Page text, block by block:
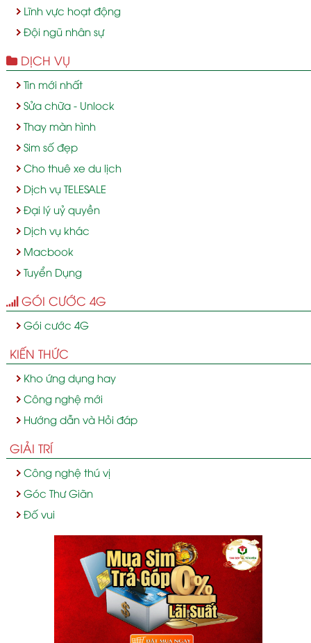
Lĩnh vực hoạt động
Đội ngũ nhân sự
DỊCH VỤ
Tin mới nhất
Sửa chữa - Unlock
Thay màn hình
Sim số đẹp
Cho thuê xe du lịch
Dịch vụ TELESALE
Đại lý uỷ quyền
Dịch vụ khác
Macbook
Tuyển Dụng
GÓI CƯỚC 4G
Gói cước 4G
KIẾN THỨC
Kho ứng dụng hay
Công nghệ mới
Hướng dẫn và Hỏi đáp
GIẢI TRÍ
Công nghệ thú vị
Góc Thư Giãn
Đố vui